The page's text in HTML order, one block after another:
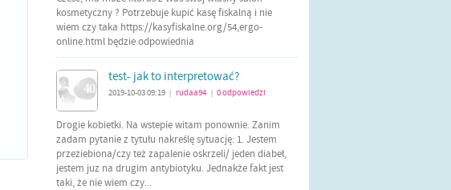
kosmetyczny ? Potrzebuje kupić kasę fiskalną i nie
wiem czy taka https://kasyfiskalne.org/54,ergo-
online.html będzie odpowiednia
test- jak to interpretować?
2019-10-03 09:19 rudaa94 0odpowiedzi
Drogie kobietki. Na wstepie witam ponownie. Zanim
zadam pytanie z tytułu nakreślę sytuację: 1. Jestem
przeziebiona/czy też zapalenie oskrzeli/ jeden diabeł,
jestem juz na drugim antybiotyku. Jednakże fakt jest
taki, że nie wiem czy...